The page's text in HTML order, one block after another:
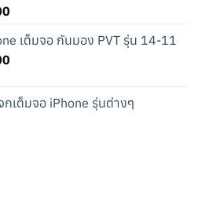
Current
is:
฿36.00.
เต็มจอ กันมอง PVT รุ่น 14-11
Current
฿14.00.
กเต็มจอ iPhone รุ่นต่างๆ